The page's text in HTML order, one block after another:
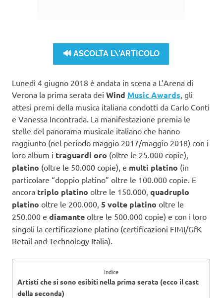
🔊 ASCOLTA L\'ARTICOLO
Lunedì 4 giugno 2018 è andata in scena a L’Arena di
Verona la prima serata dei Wind Music Awards , gli
attesi premi della musica italiana condotti da Carlo Conti
e Vanessa Incontrada. La manifestazione premia le
stelle del panorama musicale italiano che hanno
raggiunto (nel periodo maggio 2017/maggio 2018) con i
loro album i traguardi oro (oltre le 25.000 copie),
platino (oltre le 50.000 copie), e multi platino (in
particolare “doppio platino” oltre le 100.000 copie. E
ancora triplo platino oltre le 150.000, quadruplo
platino oltre le 200.000, 5 volte platino oltre le
250.000 e diamante oltre le 500.000 copie) e con i loro
singoli la certificazione platino (certificazioni FIMI/GfK
Retail and Technology Italia).
Indice
Artisti che si sono esibiti nella prima serata (ecco il cast
della seconda)